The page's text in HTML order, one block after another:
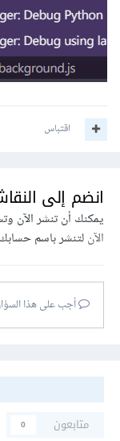
اقتباس
انضم إلى
يمكنك أن تنشر الآن
الآنلتنشر باسم حسابك.
أجب على هذا
متابعون
0